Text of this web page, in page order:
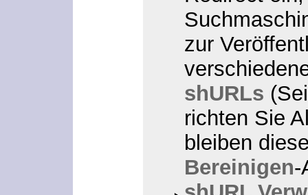
zur
shURLs
richten Sie
bleiben
Bereinigen-